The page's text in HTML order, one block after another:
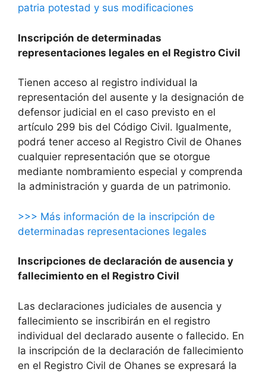
patria potestad y sus modificaciones
Inscripción de determinadas
representaciones legales en el Registro Civil
Tienen acceso al registro individual la
representación del ausente y la designación de
defensor judicial en el caso previsto en el
artículo 299 bis del Código Civil. Igualmente,
podrá tener acceso al Registro Civil de Ohanes
cualquier representación que se otorgue
mediante nombramiento especial y comprenda
la administración y guarda de un patrimonio.
>>> Más información de la inscripción de
determinadas representaciones legales
Inscripciones de declaración de ausencia y
fallecimiento en el Registro Civil
Las declaraciones judiciales de ausencia y
fallecimiento se inscribirán en el registro
individual del declarado ausente o fallecido. En
la inscripción de la declaración de fallecimiento
en el Registro Civil de Ohanes se expresará la